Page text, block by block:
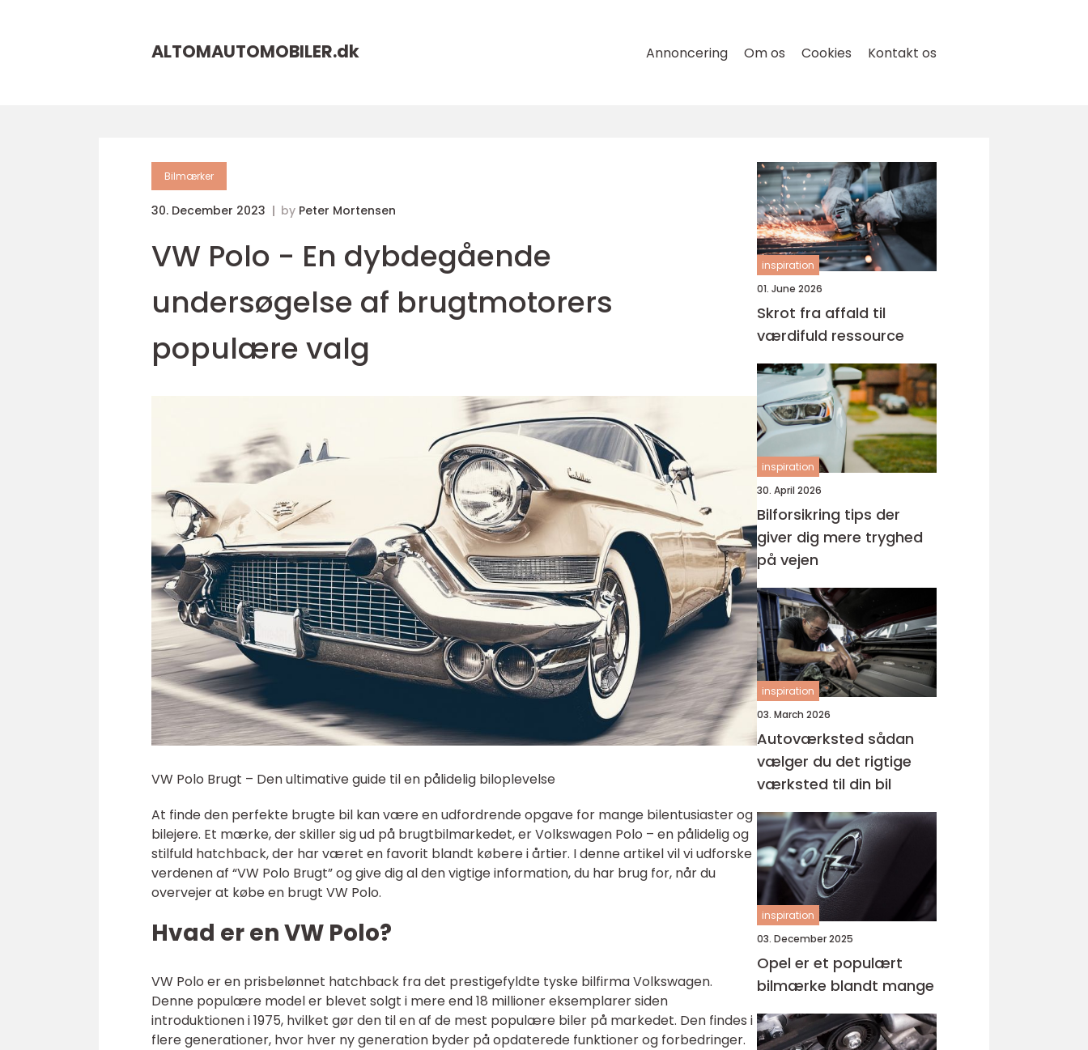
ALTOMAUTOMOBILER.dk Annoncering Om os Cookies Kontakt os
Bilmærker
30. December 2023 by Peter Mortensen
VW Polo - En dybdegående
undersøgelse af brugtmotorers
populære valg
VW Polo Brugt – Den ultimative guide til en pålidelig biloplevelse
At finde den perfekte brugte bil kan være en udfordrende opgave for mange bilentusiaster og
bilejere. Et mærke, der skiller sig ud på brugtbilmarkedet, er Volkswagen Polo – en pålidelig og
stilfuld hatchback, der har været en favorit blandt købere i årtier. I denne artikel vil vi udforske
verdenen af “VW Polo Brugt” og give dig al den vigtige information, du har brug for, når du
overvejer at købe en brugt VW Polo.
Hvad er en VW Polo?
VW Polo er en prisbelønnet hatchback fra det prestigefyldte tyske bilfirma Volkswagen.
Denne populære model er blevet solgt i mere end 18 millioner eksemplarer siden
introduktionen i 1975, hvilket gør den til en af de mest populære biler på markedet. Den findes i
flere generationer, hvor hver ny generation byder på opdaterede funktioner og forbedringer.
inspiration
01. June 2026
Skrot fra affald til
værdifuld ressource
inspiration
30. April 2026
Bilforsikring tips der
giver dig mere tryghed
på vejen
inspiration
03. March 2026
Autoværksted sådan
vælger du det rigtige
værksted til din bil
inspiration
03. December 2025
Opel er et populært
bilmærke blandt mange